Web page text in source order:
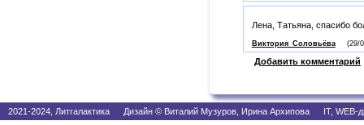
Лена, Татьяна, спасибо
Виктория_Соловьёва (29/
Добавить комментарий
2021-2024, Литгалактика Дизайн © Виталий Музуров, Ирина Архипова IT, WEB-